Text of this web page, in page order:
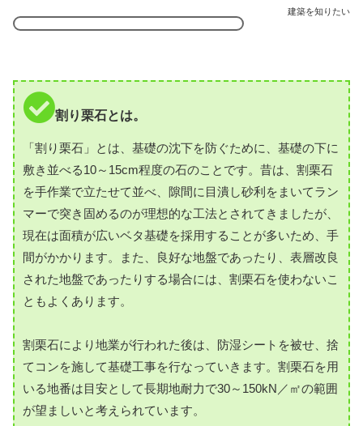
建築を知りたい
割り栗石とは。
「割り栗石」とは、基礎の沈下を防ぐために、基礎の下に
敷き並べる10～15cm程度の石のことです。昔は、割栗石
を手作業で立たせて並べ、隙間に目潰し砂利をまいてラン
マーで突き固めるのが理想的な工法とされてきましたが、
現在は面積が広いベタ基礎を採用することが多いため、手
間がかかります。また、良好な地盤であったり、表層改良
された地盤であったりする場合には、割栗石を使わないこ
ともよくあります。
割栗石により地業が行われた後は、防湿シートを被せ、捨
てコンを施して基礎工事を行なっていきます。割栗石を用
いる地番は目安として長期地耐力で30～150kN／㎡の範囲
が望ましいと考えられています。